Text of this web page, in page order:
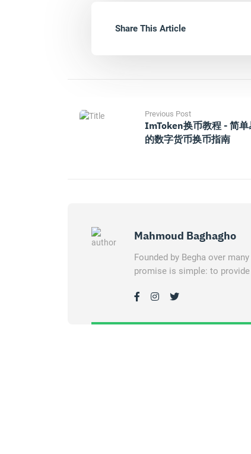
Share This Article
Previous Post
ImToken换币教程 - 简单
的数字货币换币指南
Mahmoud Baghagho
Founded by Begha over
promise is simple: to